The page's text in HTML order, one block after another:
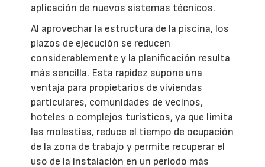
aplicación de nuevos sistemas técnicos.
Al aprovechar la estructura de la piscina, los
plazos de ejecución se reducen
considerablemente y la planificación resulta
más sencilla. Esta rapidez supone una
ventaja para propietarios de viviendas
particulares, comunidades de vecinos,
hoteles o complejos turísticos, ya que limita
las molestias, reduce el tiempo de ocupación
de la zona de trabajo y permite recuperar el
uso de la instalación en un periodo más